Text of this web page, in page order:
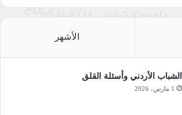
الأشهر
الشباب الأردني وأسئلة القلق
1 مارس، 2026